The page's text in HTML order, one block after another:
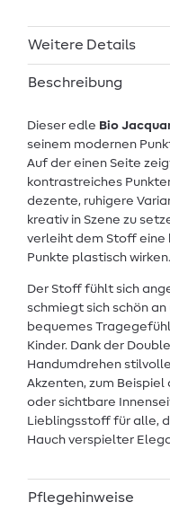
Weitere Details
Beschreibung
Dieser edle Bio
seinem modernen
Auf der einen Seite
kontrastreiches
dezente, ruhigere
kreativ in Szene zu
verleiht dem Stoff eine
Punkte plastisch wirken.
Der Stoff fühlt sich
schmiegt sich schön
bequemes
Kinder. Dank der
Handumdrehen
Akzenten, zum
oder sichtbare
Lieblingsstoff für alle,
Hauch verspielter
Pflegehinweise